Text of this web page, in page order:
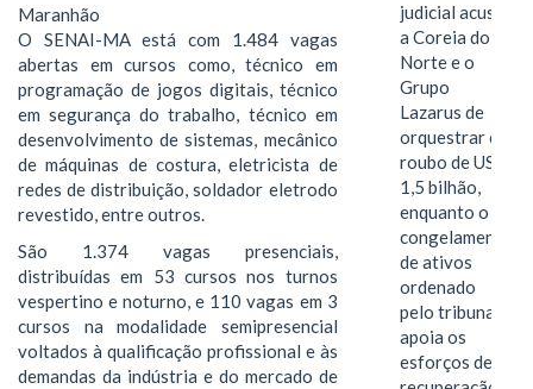
Maranhão
O SENAI-MA está com 1.484 vagas
abertas em cursos como, técnico em
programação de jogos digitais, técnico
em segurança do trabalho, técnico em
desenvolvimento de sistemas, mecânico
de máquinas de costura, eletricista de
redes de distribuição, soldador eletrodo
revestido, entre outros.
São 1.374 vagas presenciais,
distribuídas em 53 cursos nos turnos
vespertino e noturno, e 110 vagas em 3
cursos na modalidade semipresencial
voltados à qualificação profissional e às
demandas da indústria e do mercado de
judicial acusa
a Coreia do
Norte e o
Grupo
Lazarus de
orquestrar o
roubo de US$
1,5 bilhão,
enquanto o
congelamento
de ativos
ordenado
pelo tribunal
apoia os
esforços de